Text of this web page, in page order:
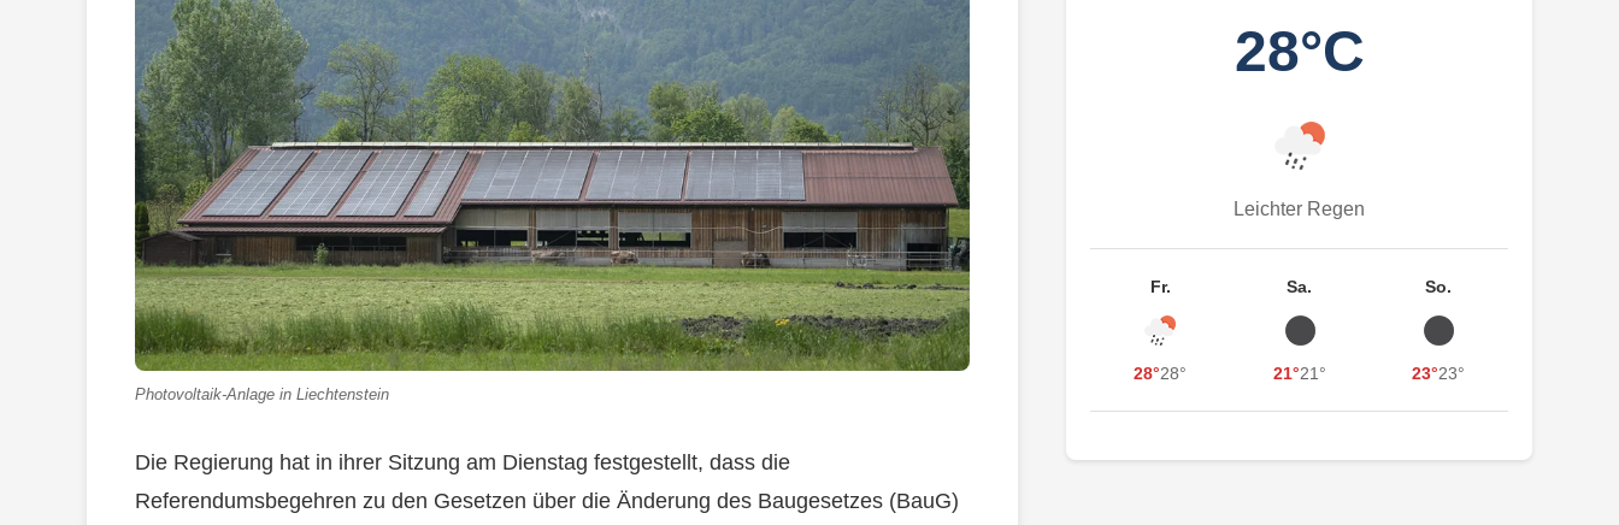
Photovoltaik-Anlage in Liechtenstein
Die Regierung hat in ihrer Sitzung am Dienstag festgestellt, dass die
Referendumsbegehren zu den Gesetzen über die Änderung des Baugesetzes (BauG)
28°C
Leichter Regen
Fr.
28°28°
Sa.
21°21°
So.
23°23°